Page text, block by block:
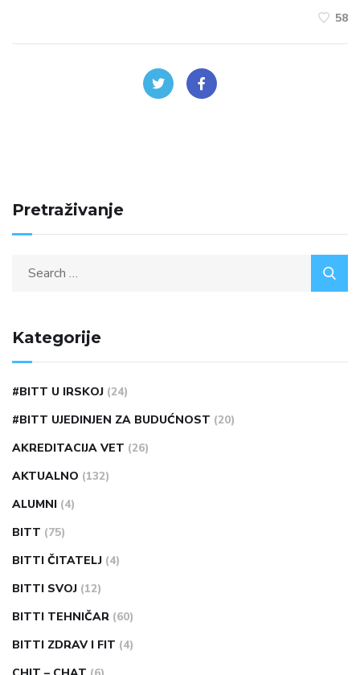
58
Pretraživanje
Kategorije
#BITT U IRSKOJ (24)
#BITT UJEDINJEN ZA BUDUĆNOST (20)
AKREDITACIJA VET (26)
AKTUALNO (132)
ALUMNI (4)
BITT (75)
BITTI ČITATELJ (4)
BITTI SVOJ (12)
BITTI TEHNIČAR (60)
BITTI ZDRAV I FIT (4)